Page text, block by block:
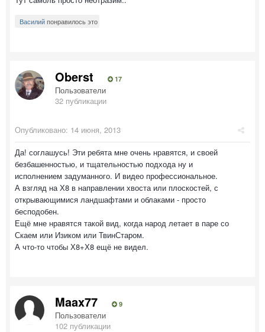
Василийпонравилось это
Oberst 17
Пользователи
32 публикации
Опубликовано: 14 июня, 2013
Да! соглашусь! Эти ребята мне очень нравятся, и своей
безбашенностью, и тщательностью подхода ну и
исполнением задуманного. И видео профессиональное.
А взгляд на Х8 в направлении хвоста или плоскостей, с
открывающимися ландшафтами и облаками - просто
бесподобен.
Ещё мне нравятся такой вид, когда народ летает в паре со
Скаем или Изиком или ТвинСтаром.
А что-то чтобы Х8+Х8 ещё не видел.
Maax77 9
Пользователи
102 публикации